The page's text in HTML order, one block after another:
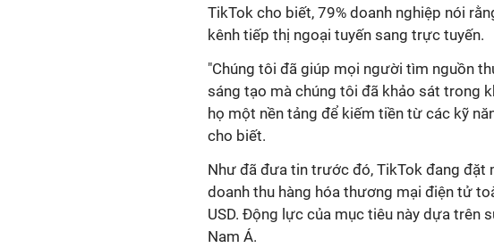
TikTok cho biết, 79% doanh nghiệp nói
kênh tiếp thị ngoại tuyến sang trực tuyến.
"Chúng tôi đã giúp mọi người tìm nguồn
sáng tạo mà chúng tôi đã khảo sát trong
họ một nền tảng để kiếm tiền từ các kỹ
cho biết.
Như đã đưa tin trước đó, TikTok đang đặt
doanh thu hàng hóa thương mại điện tử
USD. Động lực của mục tiêu này dựa trên
Nam Á.